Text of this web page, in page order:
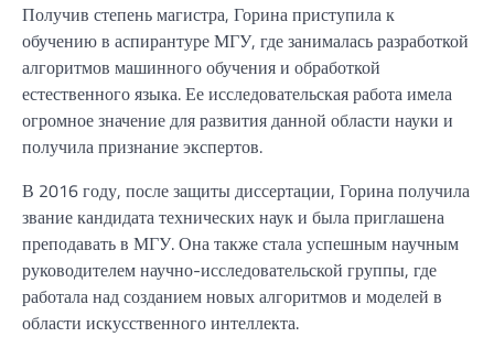
Получив степень магистра, Горина приступила к
обучению в аспирантуре МГУ, где занималась разработкой
алгоритмов машинного обучения и обработкой
естественного языка. Ее исследовательская работа имела
огромное значение для развития данной области науки и
получила признание экспертов.
В 2016 году, после защиты диссертации, Горина получила
звание кандидата технических наук и была приглашена
преподавать в МГУ. Она также стала успешным научным
руководителем научно-исследовательской группы, где
работала над созданием новых алгоритмов и моделей в
области искусственного интеллекта.